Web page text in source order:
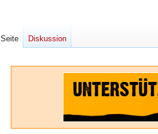
Seite Diskussion